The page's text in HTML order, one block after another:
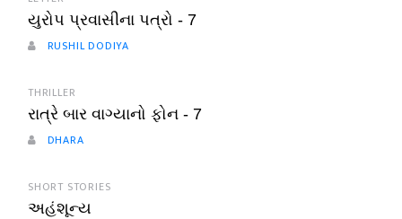
યુરોપ પ્રવાસીના પત્રો - 7
RUSHIL DODIYA
THRILLER
રાત્રે બાર વાગ્યાનો ફોન - 7
DHARA
SHORT STORIES
અહંશૂન્ય